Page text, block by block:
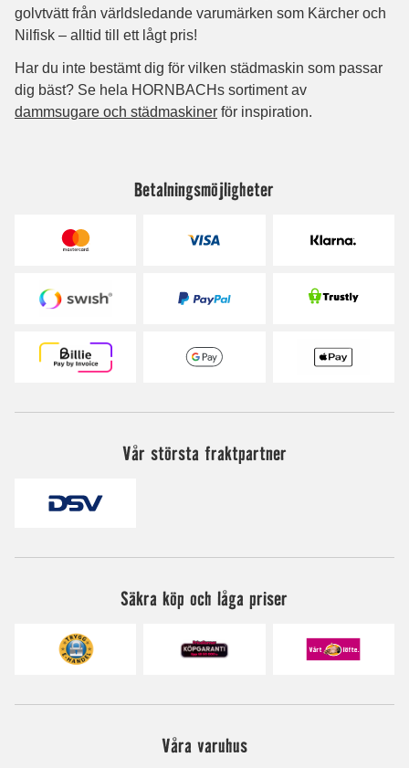
Betalningsmöjligheter
Vår största fraktpartner
Säkra köp och låga priser
Våra varuhus